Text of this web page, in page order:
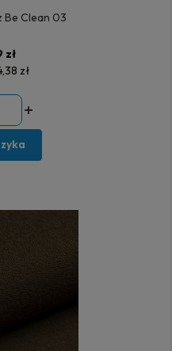
Be Clean 03
zł
zł